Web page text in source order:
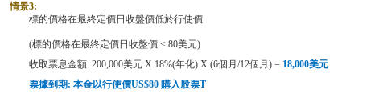
情景3:
標的價格在最終定價日收盤價低於行使價
(標的價格在最終定價日收盤價 < 80美元)
收取票息金額: 200,000美元 X 18%(年化) X (6個月/12個月) = 18,000美元
票據到期: 本金以行使價US$80 購入股票T